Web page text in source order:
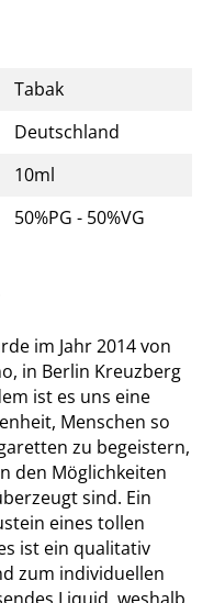
Tabak
Deutschland
10ml
50%PG - 50%VG
im Jahr 2014 von
in Berlin Kreuzberg
ist es uns eine
Menschen so
zu begeistern,
den Möglichkeiten
sind. Ein
eines tollen
ist ein qualitativ
zum individuellen